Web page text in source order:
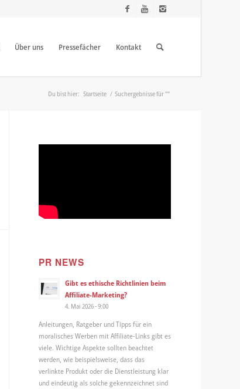
Über uns Pressefächer Kontakt
Du bist hier: Startseite / Suchergebnisse für ""
PR NEWS
Gibt es ethische Richtlinien beim
Affiliate-Marketing?
4. Mai 2026 - 9:00
Anleitungen, Ratgeber und Tipps für ein
moralisches Werben mit Affiliate-Links gibt es
viele. Wichtige Aspekte sollten beachtet
werden, wie beispielsweise, dass das
verlinkte Produkt oder die Dienstleistung klar
und eindeutig als solche gekennzeichnet sind